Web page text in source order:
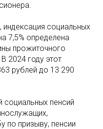
индексация социальных
7,5% определена
прожиточного
2024 году этот
рублей до 13 290
социальных пенсий
по призыву, пенсии